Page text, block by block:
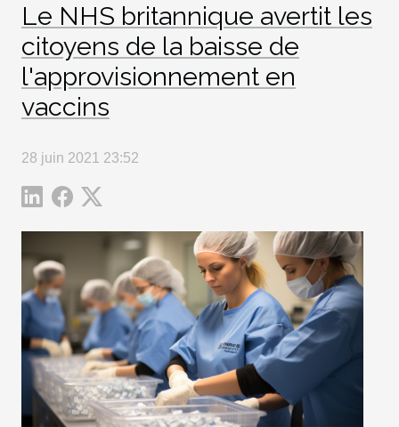
Le NHS britannique avertit les
citoyens de la baisse de
l'approvisionnement en
vaccins
28 juin 2021 23:52